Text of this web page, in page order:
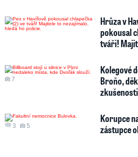
Hrůza v
pokousal
tváři!
7
Kolegové
Broňo,
3 5
Korupce
zástupce